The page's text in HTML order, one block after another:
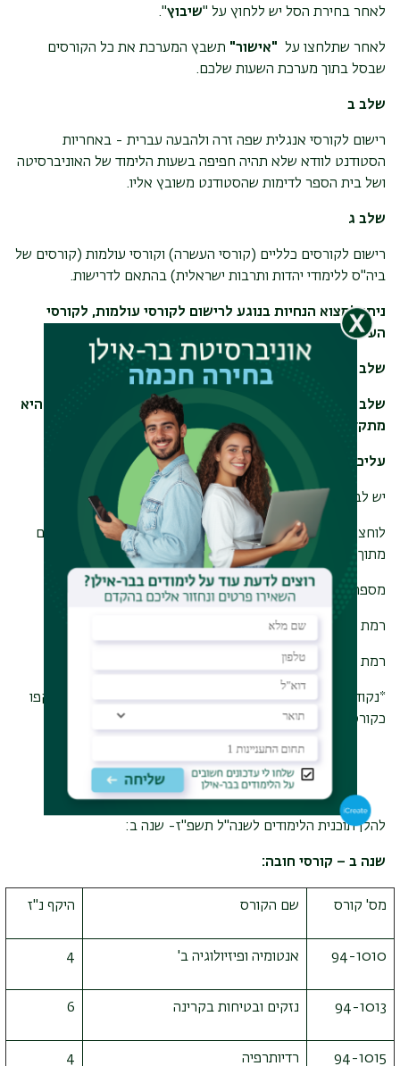
לאחר בחירת הסל יש ללחוץ על "שיבוץ".
לאחר שתלחצו על "אישור" תשבץ המערכת את כל הקורסים
שבסל בתוך מערכת השעות שלכם.
שלב ב
רישום לקורסי אנגלית שפה זרה ולהבעה עברית - באחריות
הסטודנט לוודא שלא תהיה חפיפה בשעות הלימוד של האוניברסיטה
ושל בית הספר לדימות שהסטודנט משובץ אליו.
שלב ג
רישום לקורסים כלליים (קורסי העשרה) וקורסי עולמות (קורסים של
ביה"ס ללימודי יהדות ותרבות ישראלית) בהתאם לדרישות.
ניתן למצוא הנחיות בנוגע לרישום לקורסי עולמות, לקורסי
העשרה, ולקורסי אנגלית והבעה ב
שלב ד
שלב זה הוא חובה לכל הסטודנטים שרמת האנגלית שלהם היא
מתקדמים ב/ פטור:
עליכם ללמוד קורס /י תוכן באנגלית בהיקף 2 נ"ז / 4 נ"ז.
יש לבחור בתפריט הימני באשכול"קורסי תוכן באנגלית"
לוחצים על "שיבוץ מרשימה"
ובוחרים קורס תוכן אחד או שניים
מתוך הקורסים המוצעיםבאנגלית .
מספר הקורסים הנדרשים תלוי ברמה האישית.
רמת מתקדמים ב- קורס תוכן אחד באנגלית
רמת פטור- שני קורסי תוכן באנגלית
*נקודות הזכות בגין קורסי התוכן הנלמדים בשפה האנגלית ייזקפו
כקורסים כלליים בלבד.
להלן תוכנית הלימודים לשנה"ל תשפ"ז- שנה ב:
שנה ב – קורסי חובה:
מס' קורס שם הקורס היקף נ"ז
94-1010 אנטומיה ופיזיולוגיה ב' 4
94-1013 נזקים ובטיחות בקרינה 6
94-1015 רדיותרפיה 4